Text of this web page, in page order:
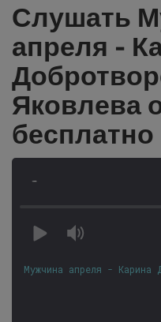
Слушать
апреля -
Яковлева
бесплатно
-
Мужчина апреля - Карина